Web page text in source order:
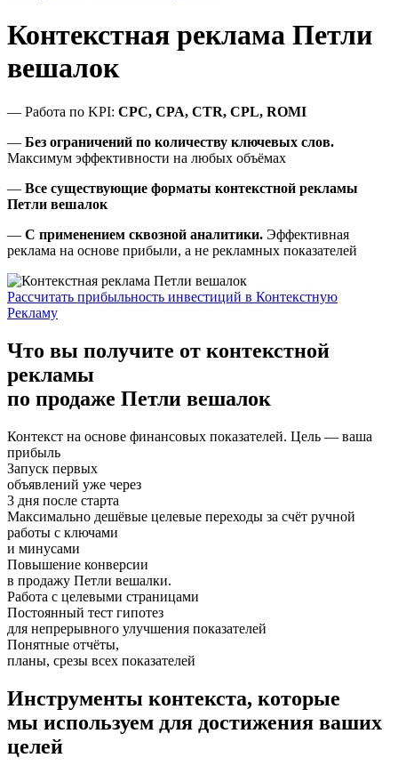
Контекстная реклама Петли
вешалок
— Работа по KPI: CPC, CPA, CTR, CPL, ROMI
— Без ограничений по количеству ключевых слов.
Максимум эффективности на любых объёмах
— Все существующие форматы контекстной рекламы
Петли вешалок
— С применением сквозной аналитики. Эффективная
реклама на основе прибыли, а не рекламных показателей
Рассчитать прибыльность инвестиций в Контекстную
Рекламу
Что вы получите от контекстной
рекламы
по продаже Петли вешалок
Контекст на основе финансовых показателей. Цель — ваша
прибыль
Запуск первых
объявлений уже через
3 дня после старта
Максимально дешёвые целевые переходы за счёт ручной
работы с ключами
и минусами
Повышение конверсии
в продажу Петли вешалки.
Работа с целевыми страницами
Постоянный тест гипотез
для непрерывного улучшения показателей
Понятные отчёты,
планы, срезы всех показателей
Инструменты контекста, которые
мы используем для достижения ваших
целей